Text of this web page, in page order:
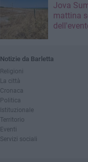
Jova
mattina
Notizie da Barletta
Religioni
La città
Cronaca
Politica
Istituzionale
Territorio
Eventi
Servizi sociali